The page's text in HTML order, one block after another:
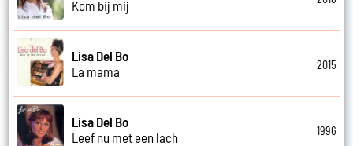
Kom bij mij
Lisa Del Bo
La mama
2015
Lisa Del Bo
Leef nu met een lach
1996